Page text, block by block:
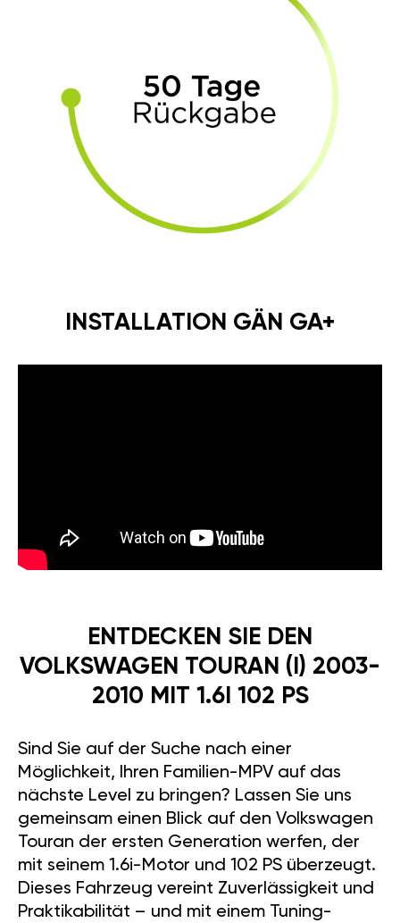
INSTALLATION GÄN GA+
ENTDECKEN SIE DEN
VOLKSWAGEN TOURAN (I) 2003-
2010 MIT 1.6I 102 PS
Sind Sie auf der Suche nach einer
Möglichkeit, Ihren Familien-MPV auf das
nächste Level zu bringen? Lassen Sie uns
gemeinsam einen Blick auf den Volkswagen
Touran der ersten Generation werfen, der
mit seinem 1.6i-Motor und 102 PS überzeugt.
Dieses Fahrzeug vereint Zuverlässigkeit und
Praktikabilität – und mit einem Tuning-